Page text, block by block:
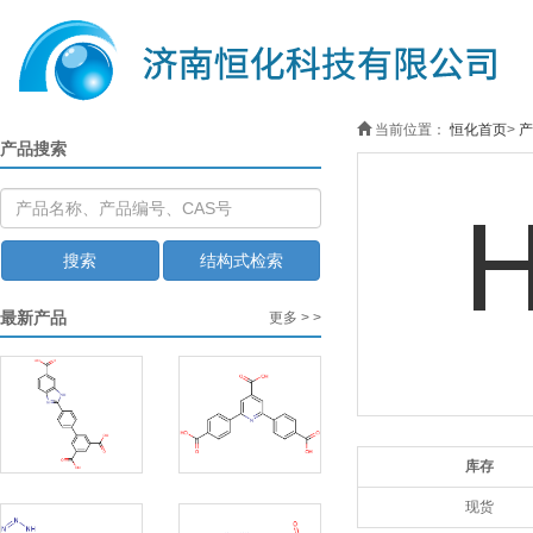
产品搜索
搜索 结构式检索
最新产品 更多 > >
当前位置：恒化首页>
库存
现货